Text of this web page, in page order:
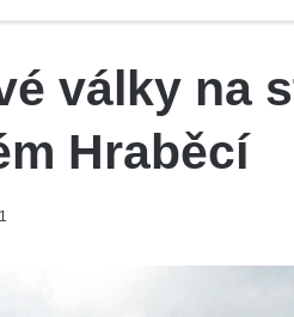
války na
Hraběcí